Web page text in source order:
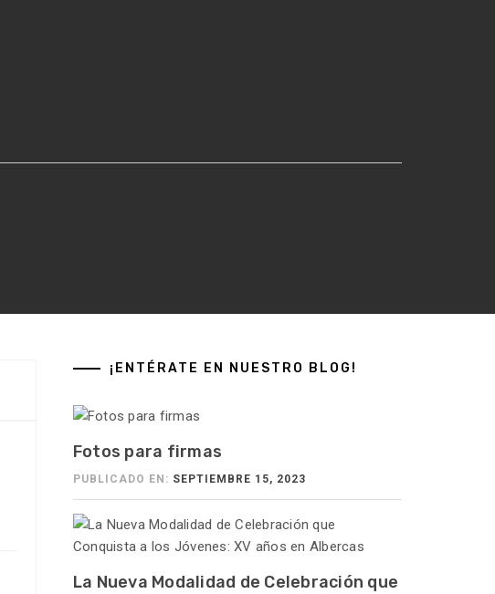
¡ENTÉRATE EN NUESTRO BLOG!
Fotos para firmas
PUBLICADO EN: SEPTIEMBRE 15, 2023
La Nueva Modalidad de Celebración que